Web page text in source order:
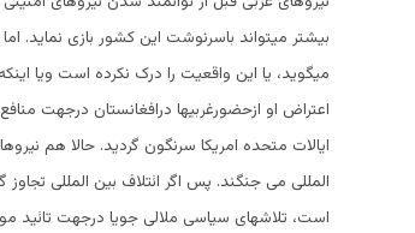
بیشتر میتواند باسرنوشت این کشور بازی نماید.
میگوید، یا این واقعیت را درک نکرده است ویا
اعتراض او ازحضورغربیها درافغانستان درجهت
ایالات متحده امریکا سرنگون گردید. حالا هم
المللی می جنگند. پس اگر ائتلاف بین المللی تجاوز
است، تلاشهای سیاسی ملالی جویا درجهت تائید